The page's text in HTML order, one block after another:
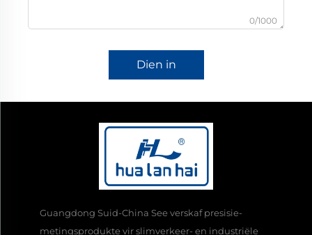
0/1000
Dien in
Guangdong Suid-China See verskaf presisie-
metingsprodukte vir slimverkeer- en industriële